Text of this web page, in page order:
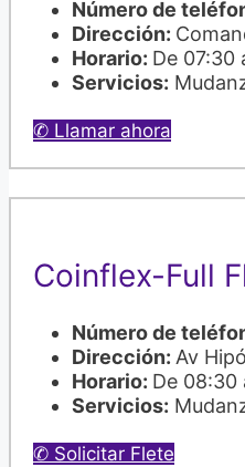
Número de
Dirección:
Horario: De 07:30
Servicios:
✆ Llamar ahora
Coinflex-Full
Número de
Dirección: Av
Horario: De 08:30
Servicios:
✆ Solicitar Flete